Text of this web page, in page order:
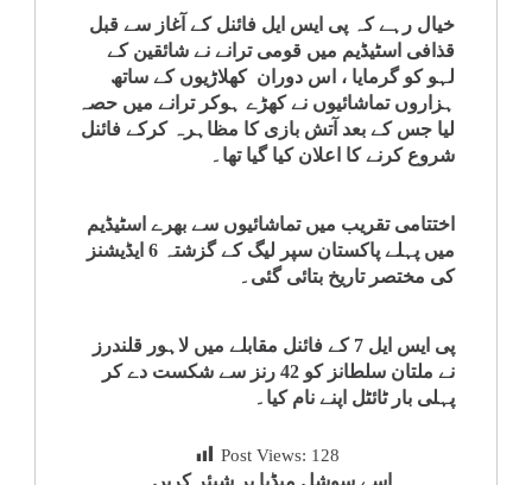
خیال رہے کہ پی ایس ایل فائنل کے آغاز سے قبل
قذافی اسٹیڈیم میں قومی ترانے نے شائقین کے
لہو کو گرمایا ، اس دوران کھلاڑیوں کے ساتھ
ہزاروں تماشائیوں نے کھڑے ہوکر ترانے میں حصہ
لیا جس کے بعد آتش بازی کا مظاہرہ کرکے فائنل
شروع کرنے کا اعلان کیا گیا تھا۔
اختتامی تقریب میں تماشائیوں سے بھرے اسٹیڈیم
میں پہلے پاکستان سپر لیگ کے گزشتہ 6 ایڈیشنز
کی مختصر تاریخ بتائی گئی۔
پی ایس ایل 7 کے فائنل مقابلے میں لاہور قلندرز
نے ملتان سلطانز کو 42 رنز سے شکست دے کر
پہلی بار ٹائٹل اپنے نام کیا۔
Post Views: 128
اسے سوشل میڈیا پر شیئر کریں۔